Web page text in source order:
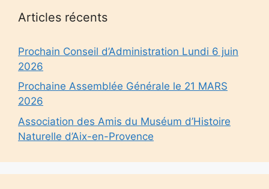
Articles récents
Prochain Conseil d’Administration Lundi 6 juin
2026
Prochaine Assemblée Générale le 21 MARS
2026
Association des Amis du Muséum d’Histoire
Naturelle d’Aix-en-Provence